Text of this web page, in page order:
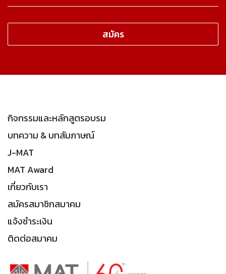
กิจกรรมและหลักสูตรอบรม
บทความ & บทสัมภาษณ์
J-MAT
MAT Award
เกี่ยวกับเรา
สมัครสมาชิกสมาคม
แจ้งชำระเงิน
ติดต่อสมาคม